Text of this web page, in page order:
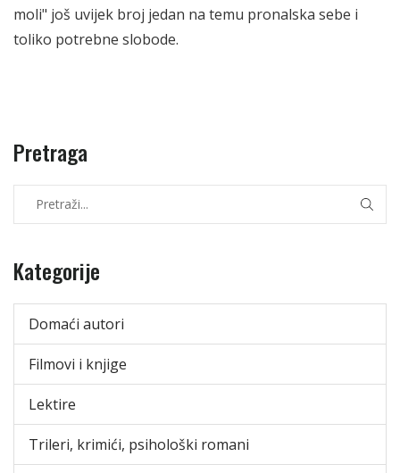
moli" još uvijek broj jedan na temu pronalska sebe i
toliko potrebne slobode.
Pretraga
Kategorije
Domaći autori
Filmovi i knjige
Lektire
Trileri, krimići, psihološki romani